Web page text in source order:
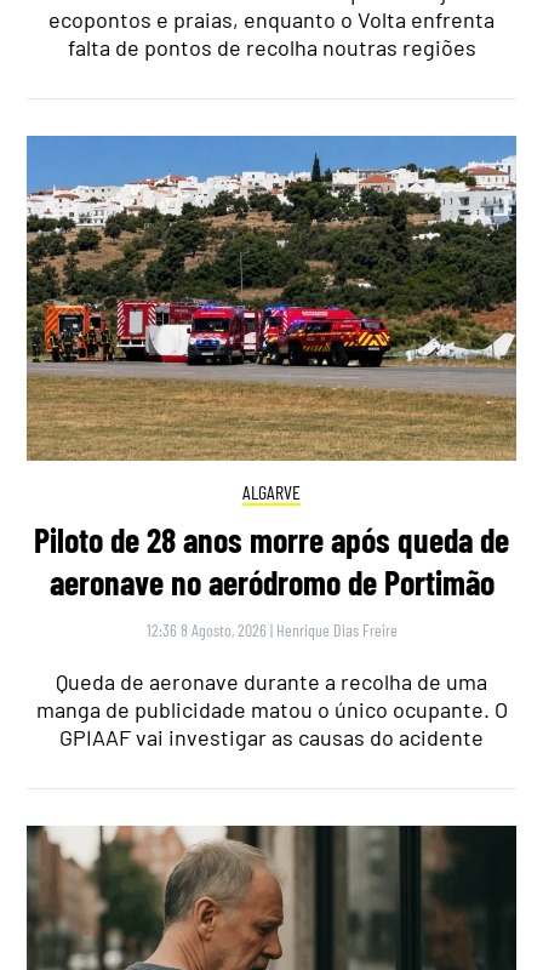
ecopontos e praias, enquanto o Volta enfrenta
falta de pontos de recolha noutras regiões
ALGARVE
Piloto de 28 anos morre após queda de
aeronave no aeródromo de Portimão
12:36 8 Agosto, 2026 | Henrique Dias Freire
Queda de aeronave durante a recolha de uma
manga de publicidade matou o único ocupante. O
GPIAAF vai investigar as causas do acidente